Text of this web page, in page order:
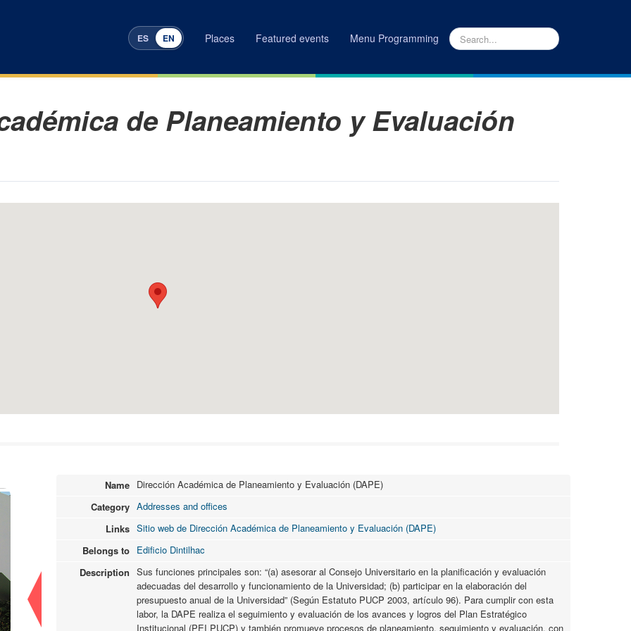
ES EN Places Featured events Menu Programming
DIRECCIÓN ACADÉMICA DE PLANEAMIENTO Y EVALUACIÓN (DAPE)
de Planeamiento y Evaluación
Name Dirección Académica de Planeamiento y Evaluación (DAPE)
Category Addresses and offices
Links Sitio web de Dirección Académica de Planeamiento y Evaluación (DAPE)
Belongs to Edificio Dintilhac
Description Sus funciones principales son: “(a) asesorar al Consejo Universitario en la planificación y evaluación
adecuadas del desarrollo y funcionamiento de la Universidad; (b) participar en la elaboración del
presupuesto anual de la Universidad” (Según Estatuto PUCP 2003, artículo 96). Para cumplir con esta
labor, la DAPE realiza el seguimiento y evaluación de los avances y logros del Plan Estratégico
Institucional (PEI PUCP) y también promueve procesos de planeamiento, seguimiento y evaluación, con